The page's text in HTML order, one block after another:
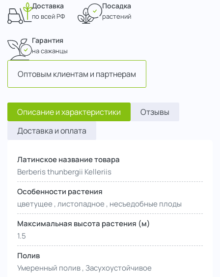
Доставка
по всей РФ
Посадка
растений
Гарантия
на сажанцы
Оптовым клиентам и партнерам
Описание и характеристики
Отзывы
Доставка и оплата
Латинское название товара
Berberis thunbergii Kelleriis
Особенности растения
цветущее , листопадное , несъедобные плоды
Максимальная высота растения (м)
1.5
Полив
Умеренный полив , Засухоустойчивое